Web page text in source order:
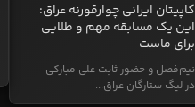
کاپیتان ایرانی چوارقورنه عراق:
این یک مسابقه مهم و طلایی
برای ماست
نیم‌فصل و حضور ثابت علی مبارکی
در لیگ ستارگان عراق...